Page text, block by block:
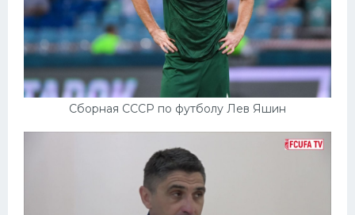
Сборная СССР по футболу Лев Яшин